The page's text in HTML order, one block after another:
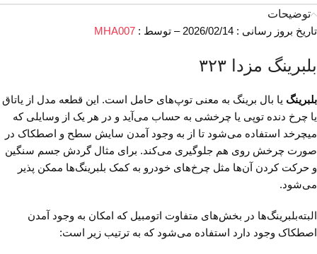
توضیحات
تاریخ بروز رسانی : 2026/02/14 – توسط :
MHA007
بلبرینگ مزدا ۳۲۳
بلبرینگ یا بال برینگ به معنی توپ‌های حامل است. این قطعه مدل از یاتاق
یا چرخ دنده توپی یا چرخشی به حساب می‌آید و در هر یک از وسایلی که
میچرخد استفاده می‌شود تا از به وجود آمدن سایش سطح و اصطکاک در
صورت چرخش روی هم جلوگیری می‌کند. برای مثال گردش جسم سنگین
و حرکت کردن آن‌ها مثل چرخ‌های خودرو به کمک بلبرینگ‌ها ممکن پذیر
می‌شود.
البته‌بلبرینگ‌ها در بخش‌های متفاوت اتومبیل که امکان به وجود آمدن
اصطکاک وجود دارد استفاده می‌شود که به ترتیب زیر است: